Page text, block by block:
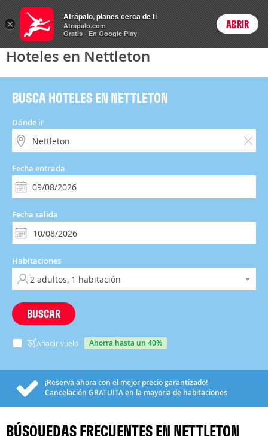
Hoteles Login
Hoteles en Nettleton
BUSCA HOTELES EN NETTLETON
Dónde ir
Fecha entrada
Fecha salida
Habitaciones
BUSCAR
Añadir vuelo ahorra hasta un 40%
¡Reserva ahora con el mejor precio garantizado!
Cancelación GRATUITAen la mayoría de habitaciones
BÚSQUEDAS FRECUENTES EN NETTLETON
×
Atrápalo, planes cerca de ti
Atrapalo.com
Gratis - En Google Play
ABRIR